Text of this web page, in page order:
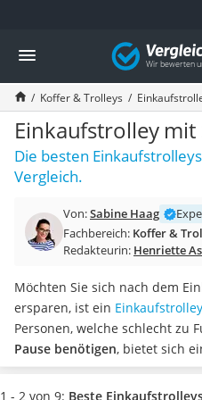
Die beliebtesten Vergleiche nach
Freizeit & Sport
Gartentrampolin
Trampolin
Metalldetektor
Eufab-Fahrradträger
Trampolin 366 cm
Fahrradschloss
Futterboot
Air Bike
Trekkingschuhe Herren
Reisetasche mit Rollen
Klimmzugstation
Koffer
Nachtsichtgerät
Faltschloss
Vergleich
Koffer & Trolleys
Einkaufstrolley mit
Die besten
Vergleich.
Von:Sabine Haag
Fachbereich: Koffer &
Redakteurin: Henriette
Möchten Sie sich nach dem
ersparen, ist ein Einkaufstrolley
Personen, welche schlecht zu
Pause benötigen, bietet sich
an. Wie aus diversen Online-
Sitz die Funktionalität des
1 - 2 von 9: Beste